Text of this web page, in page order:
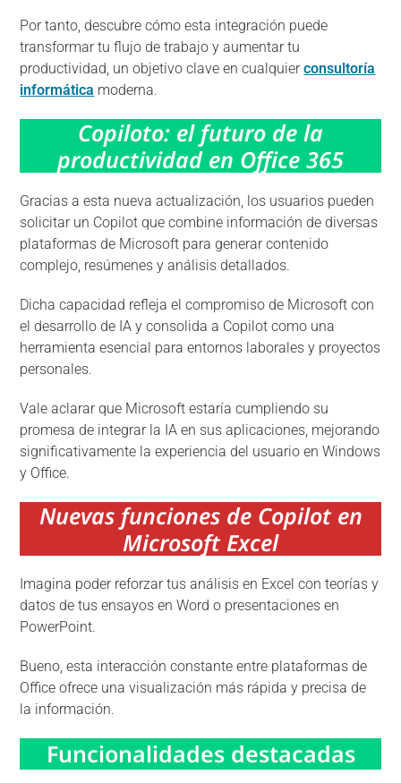
Por tanto, descubre cómo esta integración puede
transformar tu flujo de trabajo y aumentar tu
productividad, un objetivo clave en cualquierconsultoría
informática moderna.
Copiloto: el futuro de la
productividad en Office 365
Gracias a esta nueva actualización, los usuarios pueden
solicitar un Copilot que combine información de diversas
plataformas de Microsoft para generar contenido
complejo, resúmenes y análisis detallados.
Dicha capacidad refleja el compromiso de Microsoft con
el desarrollo de IA y consolida a Copilot como una
herramienta esencial para entornos laborales y proyectos
personales.
Vale aclarar que Microsoft estaría cumpliendo su
promesa de integrar la IA en sus aplicaciones, mejorando
significativamente la experiencia del usuario en Windows
y Office.
Nuevas funciones de Copilot en
Microsoft Excel
Imagina poder reforzar tus análisis en Excel con teorías y
datos de tus ensayos en Word o presentaciones en
PowerPoint.
Bueno, esta interacción constante entre plataformas de
Office ofrece una visualización más rápida y precisa de
la información.
Funcionalidades destacadas